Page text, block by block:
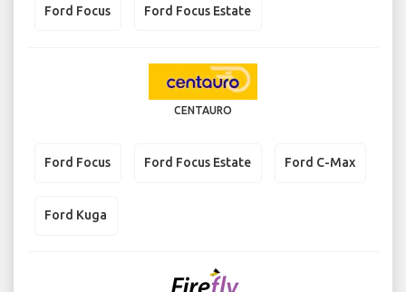
Ford Focus Ford Focus Estate
CENTAURO
Ford Focus Ford Focus Estate Ford C-Max
Ford Kuga